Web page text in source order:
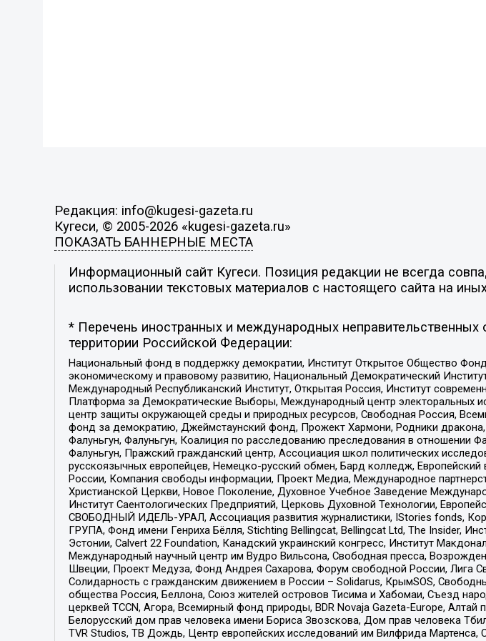
Редакция: info@kugesi-gazeta.ru
Кугеси, © 2005-2026 «kugesi-gazeta.ru»
ПОКАЗАТЬ БАННЕРНЫЕ МЕСТА
Информационный сайт Кугеси. Позиция редакции не всегда
использовании текстовых материалов с настоящего сайта на
* Перечень иностранных и международных неправительственных
территории Российской Федерации:
Национальный фонд в поддержку демократии, Институт Открытое Общество
экономическому и правовому развитию, Национальный Демократический
Международный Республиканский Институт, Открытая Россия, Институт
Платформа за Демократические Выборы, Международный центр электоральных
центр защиты окружающей среды и природных ресурсов, Свободная Россия,
фонд за демократию, Джеймстаунский фонд, Прожект Хармони, Родники
Фалуньгун, Фалуньгун, Коалиция по расследованию преследования в отношении
Фалуньгун, Пражский гражданский центр, Ассоциация школ политических
русскоязычных европейцев, Немецко-русский обмен, Бард колледж,
России, Компания свободы информации, Проект Медиа, Международное
Христианской Церкви, Новое Поколение, Духовное Учебное Заведение
Институт Саентологических Предприятий, Церковь Духовной Технологии,
СВОБОДНЫЙ ИДЕЛЬ-УРАЛ, Ассоциация развития журналистики, IStories fonds,
ГРУПА, Фонд имени Генриха Бёлля, Stichting Bellingcat, Bellingcat Ltd, The Insider,
Эстонии, Calvert 22 Foundation, Канадский украинский конгресс, Институт
Международный научный центр им Вудро Вильсона, Свободная пресса,
Швеции, Проект Медуза, Фонд Андрея Сахарова, Форум свободной России, Лига
Солидарность с гражданским движением в России – Solidarus, КрымSOS,
общества Россия, Беллона, Союз жителей островов Тисима и Хабомаи, Съезд
церквей TCCN, Агора, Всемирный фонд природы, BDR Novaja Gazeta-Europe,
Белорусский дом прав человека имени Бориса Звозскова, Дом прав человека
TVR Studios, ТВ Дождь, Центр европейских исследований им Вилфрида